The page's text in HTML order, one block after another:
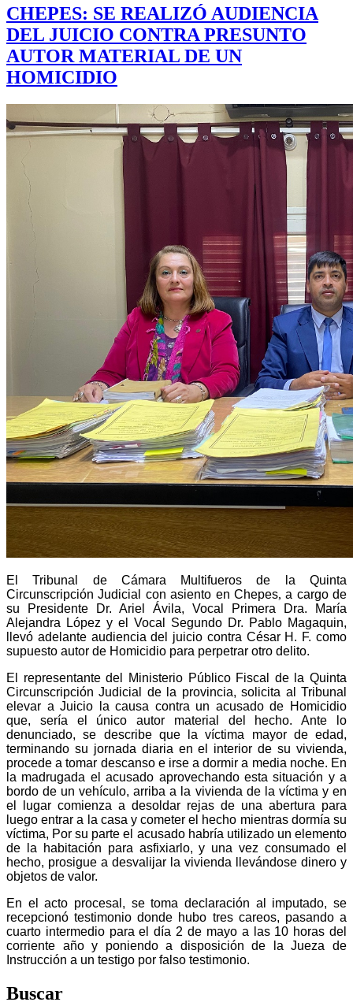
CHEPES: SE REALIZÓ AUDIENCIA
DEL JUICIO CONTRA PRESUNTO
AUTOR MATERIAL DE UN
HOMICIDIO
El Tribunal de Cámara Multifueros de la Quinta
Circunscripción Judicial con asiento en Chepes, a cargo de
su Presidente Dr. Ariel Ávila, Vocal Primera Dra. María
Alejandra López y el Vocal Segundo Dr. Pablo Magaquin,
llevó adelante audiencia del juicio contra César H. F. como
supuesto autor de Homicidio para perpetrar otro delito.
El representante del Ministerio Público Fiscal de la Quinta
Circunscripción Judicial de la provincia, solicita al Tribunal
elevar a Juicio la causa contra un acusado de Homicidio
que, sería el único autor material del hecho. Ante lo
denunciado, se describe que la víctima mayor de edad,
terminando su jornada diaria en el interior de su vivienda,
procede a tomar descanso e irse a dormir a media noche. En
la madrugada el acusado aprovechando esta situación y a
bordo de un vehículo, arriba a la vivienda de la víctima y en
el lugar comienza a desoldar rejas de una abertura para
luego entrar a la casa y cometer el hecho mientras dormía su
víctima, Por su parte el acusado habría utilizado un elemento
de la habitación para asfixiarlo, y una vez consumado el
hecho, prosigue a desvalijar la vivienda llevándose dinero y
objetos de valor.
En el acto procesal, se toma declaración al imputado, se
recepcionó testimonio donde hubo tres careos, pasando a
cuarto intermedio para el día 2 de mayo a las 10 horas del
corriente año y poniendo a disposición de la Jueza de
Instrucción a un testigo por falso testimonio.
Buscar